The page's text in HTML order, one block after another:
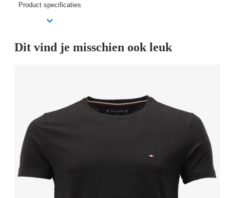
Product specificaties
Dit vind je misschien ook leuk